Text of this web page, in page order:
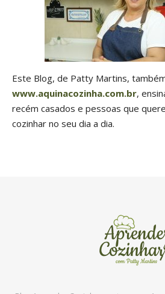
Este Blog, de Patty Martins,
www.aquinacozinha.com.br,
recém casados e pessoas que
cozinhar no seu dia a dia.